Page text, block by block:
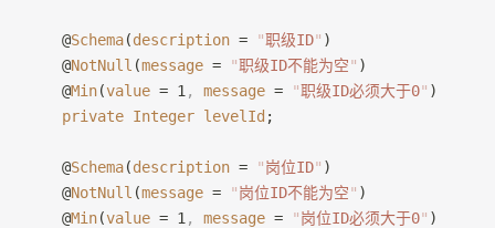
    @
Schema(description = "职级ID" )
    @
NotNull (message = "职级ID不能为空" )
    @
Min(value = 1 , message = "职级ID必须大于0" )
    private
Integer levelId ;
    @
Schema(description = "岗位ID" )
    @
NotNull (message = "岗位ID不能为空" )
    @
Min(value = 1 , message = "岗位ID必须大于0" )